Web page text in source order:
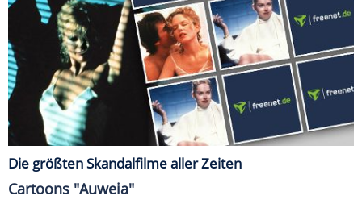
Die größten Skandalfilme aller Zeiten
Cartoons "Auweia"